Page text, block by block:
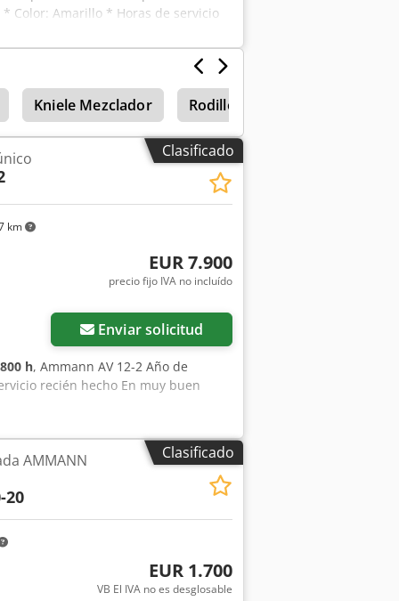
Color: Amarillo * Horas de servicio
m * Ancho de trabajo máx.:
aprox. 0,90 m * Altura de
30% con / 40% sin vibración *
95 litros * Depósito de diésel: aprox.
* Doble vibración * Sistema de
carga con grúa * Arco de seguridad
cuidadosa de este anuncio,
No asumimos responsabilidad por
proporciona sin garantía. Por favor,
Kniele Mezclador Rodillos tándem
Clasificado
km
EUR 7.900
precio fijo IVA no incluído
Enviar solicitud
800 h, Ammann AV 12-2 Año de
recién hecho En muy buen
Clasificado
Pedir más fotos
AMMANN
20
EUR 1.700
VB El IVA no es desglosable